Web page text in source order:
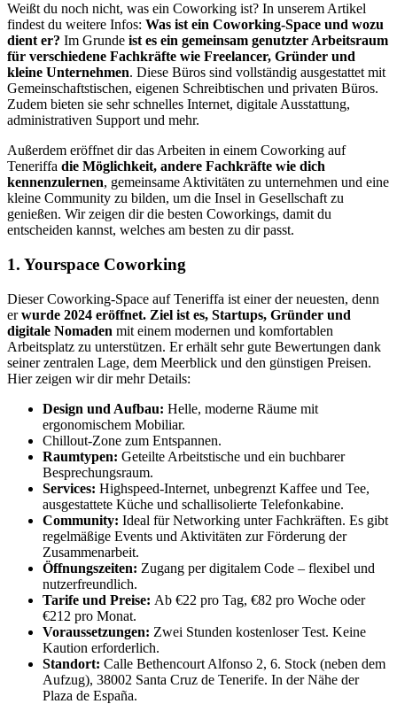
Weißt du noch nicht, was ein Coworking ist? In unserem Artikel
findest du weitere Infos: Was ist ein Coworking-Space und wozu
dient er? Im Grunde ist es ein gemeinsam genutzter Arbeitsraum
für verschiedene Fachkräfte wie Freelancer, Gründer und
kleine Unternehmen. Diese Büros sind vollständig ausgestattet mit
Gemeinschaftstischen, eigenen Schreibtischen und privaten Büros.
Zudem bieten sie sehr schnelles Internet, digitale Ausstattung,
administrativen Support und mehr.
Außerdem eröffnet dir das Arbeiten in einem Coworking auf
Teneriffa die Möglichkeit, andere Fachkräfte wie dich
kennenzulernen, gemeinsame Aktivitäten zu unternehmen und eine
kleine Community zu bilden, um die Insel in Gesellschaft zu
genießen. Wir zeigen dir die besten Coworkings, damit du
entscheiden kannst, welches am besten zu dir passt.
1. Yourspace Coworking
Dieser Coworking-Space auf Teneriffa ist einer der neuesten, denn
erwurde 2024 eröffnet. Ziel ist es, Startups, Gründer und
digitale Nomaden mit einem modernen und komfortablen
Arbeitsplatz zu unterstützen. Er erhält sehr gute Bewertungen dank
seiner zentralen Lage, dem Meerblick und den günstigen Preisen.
Hier zeigen wir dir mehr Details:
Design und Aufbau: Helle, moderne Räume mit
ergonomischem Mobiliar.
Chillout-Zone zum Entspannen.
Raumtypen: Geteilte Arbeitstische und ein buchbarer
Besprechungsraum.
Services: Highspeed-Internet, unbegrenzt Kaffee und Tee,
ausgestattete Küche und schallisolierte Telefonkabine.
Community: Ideal für Networking unter Fachkräften. Es gibt
regelmäßige Events und Aktivitäten zur Förderung der
Zusammenarbeit.
Öffnungszeiten: Zugang per digitalem Code – flexibel und
nutzerfreundlich.
Tarife und Preise: Ab €22 pro Tag, €82 pro Woche oder
€212 pro Monat.
Voraussetzungen: Zwei Stunden kostenloser Test. Keine
Kaution erforderlich.
Standort: Calle Bethencourt Alfonso 2, 6. Stock (neben dem
Aufzug), 38002 Santa Cruz de Tenerife. In der Nähe der
Plaza de España.